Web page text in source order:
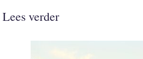
Lees verder